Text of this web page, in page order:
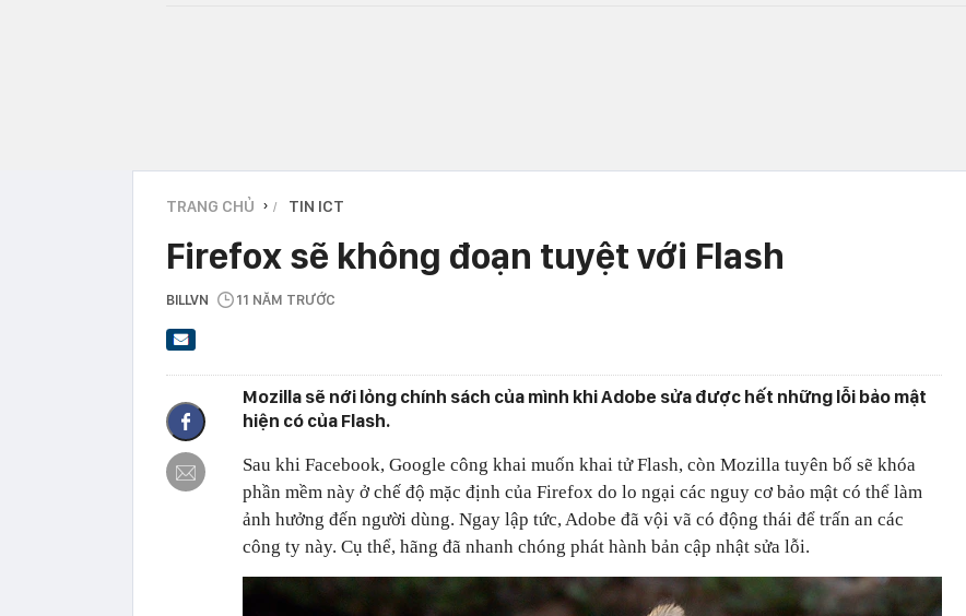
TRANG CHỦ › TIN ICT
Firefox sẽ không đoạn tuyệt với Flash
BILLVN 11 NĂM TRƯỚC
Mozilla sẽ nới lỏng chính sách của mình khi Adobe sửa được hết những lỗi bảo mật
hiện có của Flash.
Sau khi Facebook, Google công khai muốn khai tử Flash, còn Mozilla tuyên bố sẽ khóa
phần mềm này ở chế độ mặc định của Firefox do lo ngại các nguy cơ bảo mật có thể làm
ảnh hưởng đến người dùng. Ngay lập tức, Adobe đã vội vã có động thái để trấn an các
công ty này. Cụ thể, hãng đã nhanh chóng phát hành bản cập nhật sửa lỗi.